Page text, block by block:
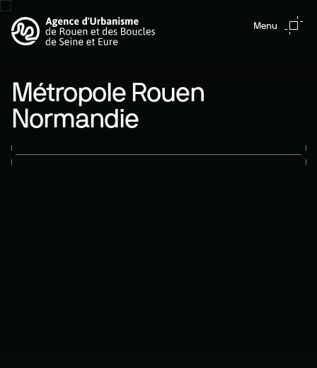
Menu
Métropole Rouen
Normandie